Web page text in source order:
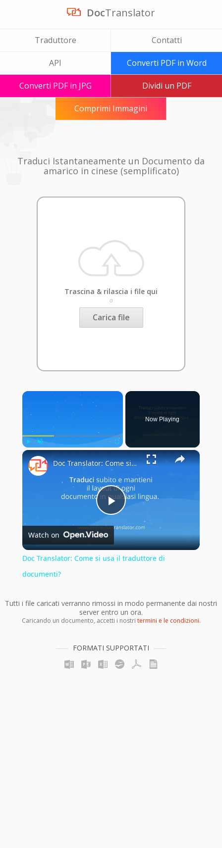
DocTranslator
Traduttore Contatti
API Converti PDF in Word
Converti PDF in JPG Dividi un PDF
Comprimi Immagini
Traduci Istantaneamente un Documento da
amarico in cinese (semplificato)
Trascina & rilascia i file qui
o
Carica file
×
Play Unmute Fullscreen
Now Playing
×
Play
Video
Doc Translator: Come si usa il traduttore di documenti?
Watch on
Doc Translator: Come si usa il traduttore di
documenti?
Tutti i file caricati verranno rimossi in modo permanente dai nostri
server entro un ora.
Caricando un documento, accetti i nostri termini e le condizioni.
FORMATI SUPPORTATI